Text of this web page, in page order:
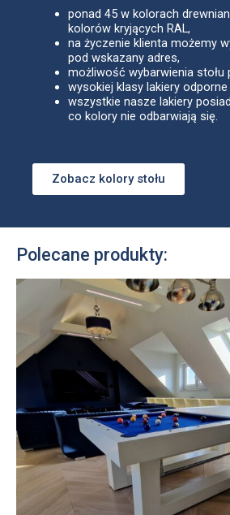
ponad 45 w kolorach
kolorów kryjących RAL,
na życzenie klienta możemy
pod wskazany adres,
możliwość wybarwienia stołu
wysokiej klasy lakiery
wszystkie nasze lakiery
co kolory nie odbarwiają się.
Zobacz kolory stołu
Polecane produkty: